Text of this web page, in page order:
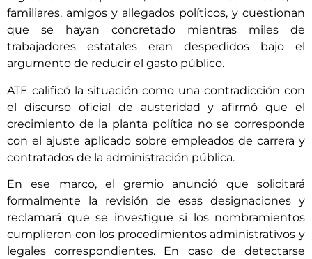
familiares, amigos y allegados políticos, y cuestionan
que se hayan concretado mientras miles de
trabajadores estatales eran despedidos bajo el
argumento de reducir el gasto público.
ATE calificó la situación como una contradicción con
el discurso oficial de austeridad y afirmó que el
crecimiento de la planta política no se corresponde
con el ajuste aplicado sobre empleados de carrera y
contratados de la administración pública.
En ese marco, el gremio anunció que solicitará
formalmente la revisión de esas designaciones y
reclamará que se investigue si los nombramientos
cumplieron con los procedimientos administrativos y
legales correspondientes. En caso de detectarse